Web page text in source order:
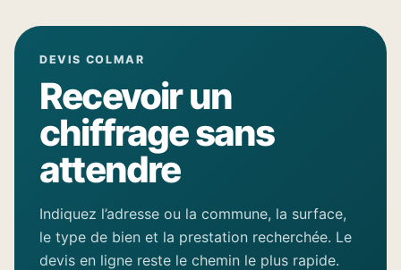
DEVIS COLMAR
Recevoir un
chiffrage sans
attendre
Indiquez l’adresse ou la commune, la surface,
le type de bien et la prestation recherchée. Le
devis en ligne reste le chemin le plus rapide.